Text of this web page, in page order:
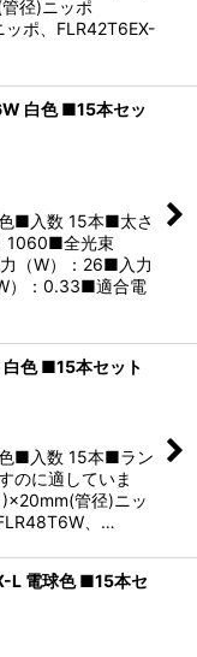
径)ニッポ
ポ、FLR42T6EX-
白色 ■15本セッ
■入数 15本■太さ
1060■全光束
（W）：26■入力
）：0.33■適合電
色 ■15本セット
■入数 15本■ラン
のに適していま
管径)ニッ
、…
L 電球色 ■15本セ